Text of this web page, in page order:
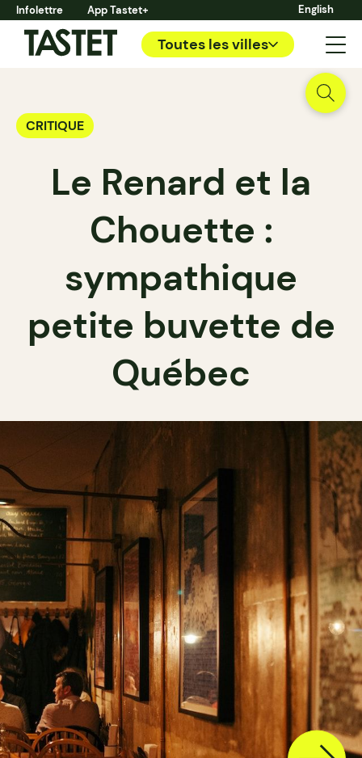
Infolettre App Tastet+ English
Toutes les villes
CRITIQUE
Le Renard et la
Chouette :
sympathique
petite buvette de
Québec